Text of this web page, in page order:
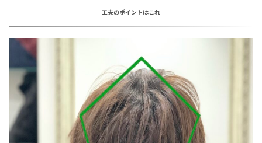
工夫のポイントはこれ